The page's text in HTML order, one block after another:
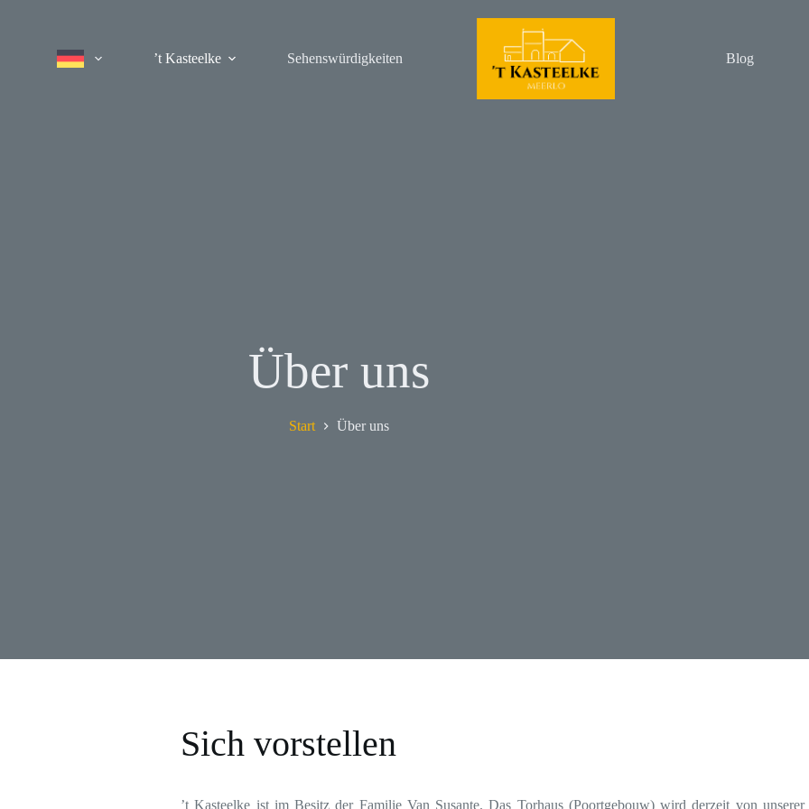
’t Kasteelke Sehenswürdigkeiten Blog
Über uns
Start Über uns
Sich vorstellen
’t Kasteelke ist im Besitz der Familie Van Susante. Das Torhaus (Poortgebouw) wird derzeit von